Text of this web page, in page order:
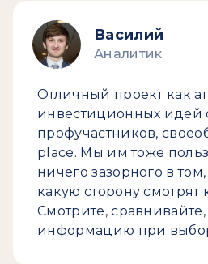
Василий
Аналитик
Отличный проект как
инвестиционных идей
профучастников,
place. Мы им тоже
ничего зазорного в
какую сторону смотрят
Смотрите, сравнивайте,
информацию при